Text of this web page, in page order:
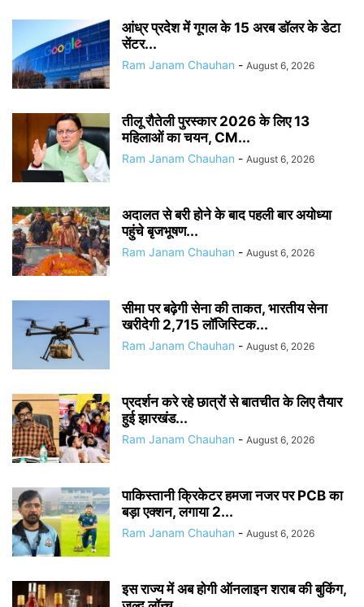
आंध्र प्रदेश में गूगल के 15 अरब डॉलर के डेटा
सेंटर...
Ram Janam Chauhan - August 6, 2026
तीलू रौतेली पुरस्कार 2026 के लिए 13
महिलाओं का चयन, CM...
Ram Janam Chauhan - August 6, 2026
अदालत से बरी होने के बाद पहली बार अयोध्या
पहुंचे बृजभूषण...
Ram Janam Chauhan - August 6, 2026
सीमा पर बढ़ेगी सेना की ताकत, भारतीय सेना
खरीदेगी 2,715 लॉजिस्टिक...
Ram Janam Chauhan - August 6, 2026
प्रदर्शन करे रहे छात्रों से बातचीत के लिए तैयार
हुई झारखंड...
Ram Janam Chauhan - August 6, 2026
पाकिस्तानी क्रिकेटर हमजा नजर पर PCB का
बड़ा एक्शन, लगाया 2...
Ram Janam Chauhan - August 6, 2026
इस राज्य में अब होगी ऑनलाइन शराब की बुकिंग,